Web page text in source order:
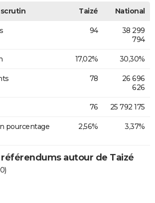
Taizé National
94
38 299
794
17,02% 30,30%
78
26 696
626
76 25 792 175
pourcentage
2,56% 3,37%
autour de Taizé